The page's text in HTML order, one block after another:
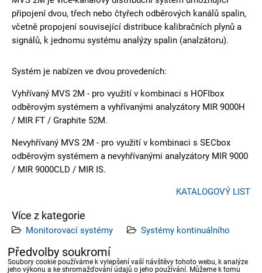
připojení dvou, třech nebo čtyřech odběrových kanálů spalin,
včetně propojení související distribuce kalibračních plynů a
signálů, k jednomu systému analýzy spalin (analzátoru).
Systém je nabízen ve dvou provedeních:
Vyhřívaný MVS 2M - pro využití v kombinaci s HOFIbox
odběrovým systémem a vyhřívanými analyzátory MIR 9000H
/ MIR FT / Graphite 52M.
Nevyhřívaný MVS 2M - pro využití v kombinaci s SECbox
odběrovým systémem a nevyhřívanými analyzátory MIR 9000
/ MIR 9000CLD / MIR IS.
KATALOGOVÝ LIST
Více z kategorie
Monitorovací systémy
Systémy kontinuálního
Předvolby soukromí
Soubory cookie používáme k vylepšení vaší návštěvy tohoto webu, k analýze
jeho výkonu a ke shromažďování údajů o jeho používání. Můžeme k tomu